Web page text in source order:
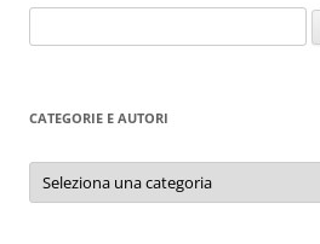
per:
CATEGORIE E AUTORI
Categorie
autori